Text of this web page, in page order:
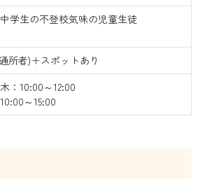
学生の不登校気味の児童生徒
所者)＋スポットあり
：10:00～12:00
～15:00